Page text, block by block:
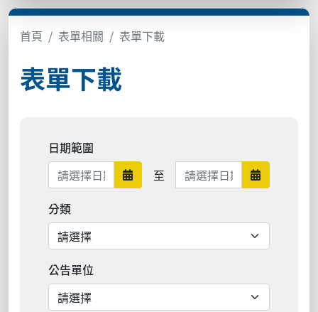
首頁 表單相關 表單下載
表單下載
日期範圍
日期範圍開始
至 日期範圍結束 日期範圍
分類
公告單位